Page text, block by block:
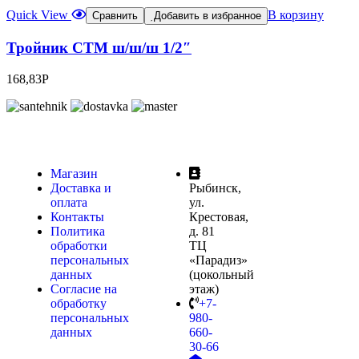
Quick View Сравнить Добавить в избранное В корзину
Тройник CTM ш/ш/ш 1/2″
168,83Р
Магазин
Доставка и
оплата
Контакты
Политика
обработки
персональных
данных
Согласие на
обработку
персональных
данных
Рыбинск,
ул.
Крестовая,
д. 81
ТЦ
«Парадиз»
(цокольный
этаж)
+7-
980-
660-
30-66